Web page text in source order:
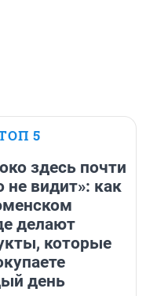
5
здесь почти
не видит»: как
делают
которые
день